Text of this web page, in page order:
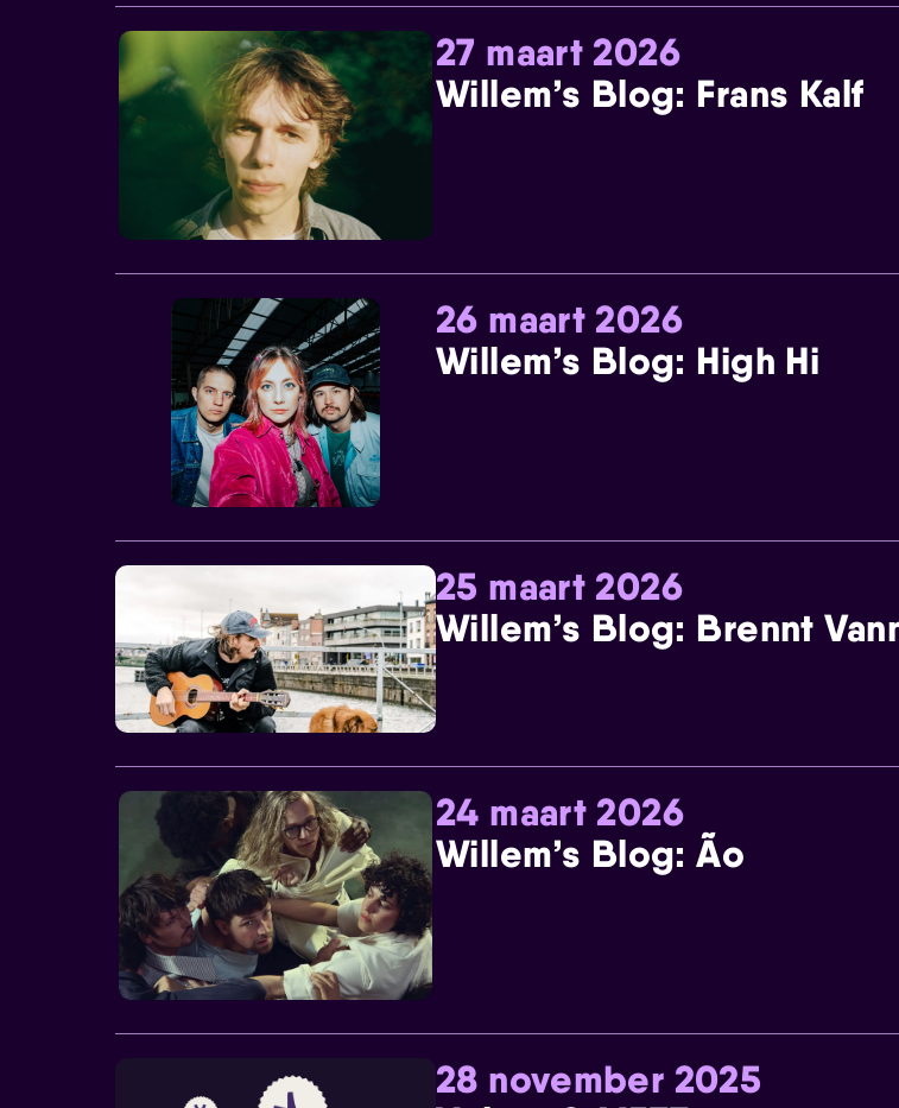
27 maart 2026
Willem’s Blog: Frans Kalf
26 maart 2026
Willem’s Blog: High Hi
25 maart 2026
Willem’s Blog: Brennt
24 maart 2026
Willem’s Blog: Ão
28 november 2025